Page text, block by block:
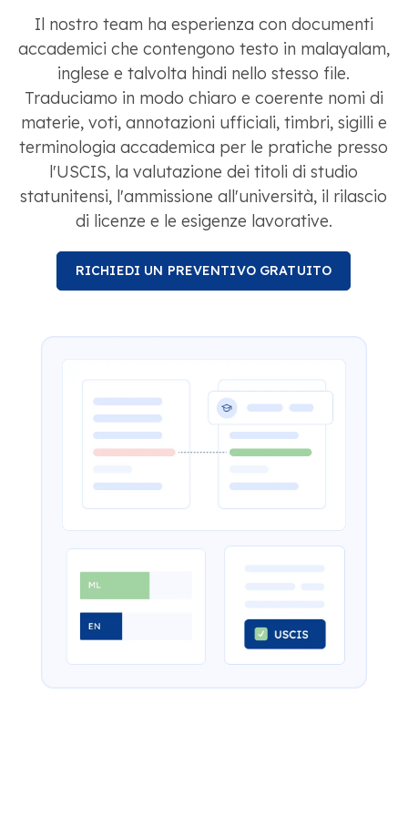
Il nostro team ha esperienza con documenti
accademici che contengono testo in malayalam,
inglese e talvolta hindi nello stesso file.
Traduciamo in modo chiaro e coerente nomi di
materie, voti, annotazioni ufficiali, timbri, sigilli e
terminologia accademica per le pratiche presso
l'USCIS, la valutazione dei titoli di studio
statunitensi, l'ammissione all'università, il rilascio
di licenze e le esigenze lavorative.
RICHIEDI UN PREVENTIVO GRATUITO